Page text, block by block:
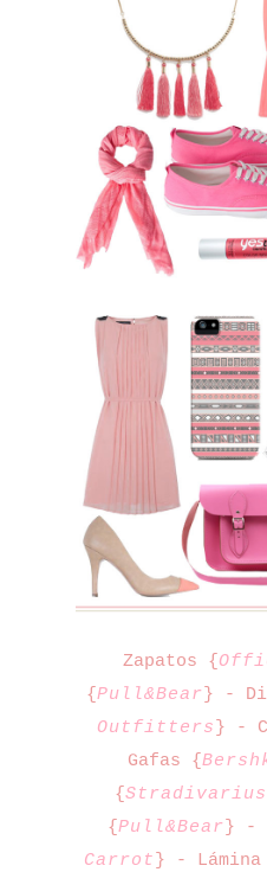
Zapatos {
{Pull&Bear } -
Outfitters } -
Gafas {
{Stradivarius
{Pull&Bear } -
Carrot } -